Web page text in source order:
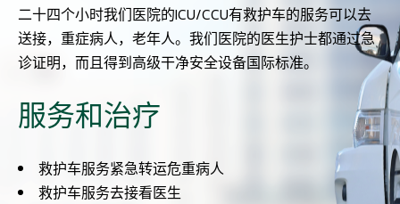
二十四个小时我们医院的ICU/CCU有救护车的服务可以去
送接，重症病人，老年人。我们医院的医生护士都通过急
诊证明，而且得到高级干净安全设备国际标准。
服务和治疗
救护车服务紧急转运危重病人
救护车服务去接看医生